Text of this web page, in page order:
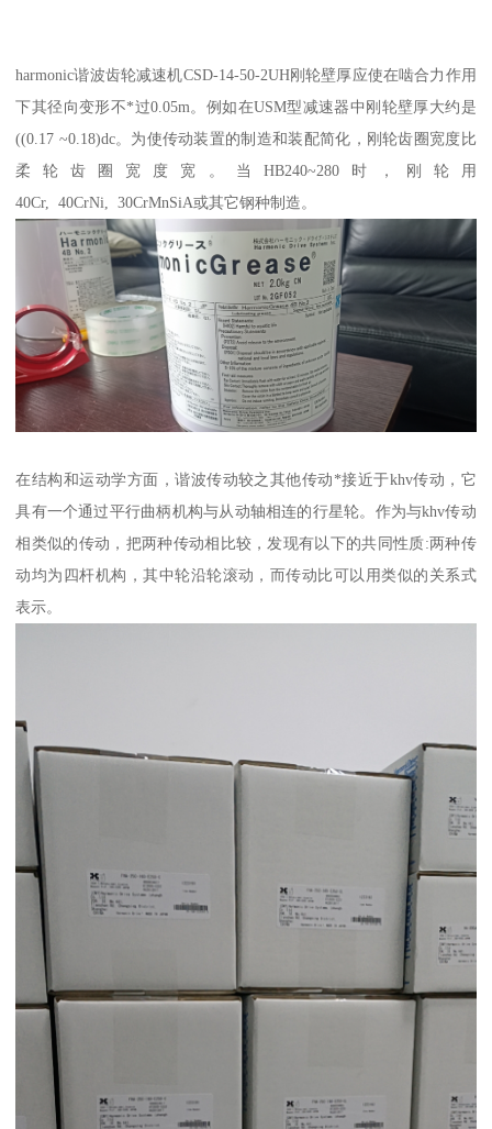
harmonic谐波齿轮减速机CSD-14-50-2UH刚轮壁厚应使在啮合力作用
下其径向变形不*过0.05m。例如在USM型减速器中刚轮壁厚大约是
((0.17 ~0.18)dc。为使传动装置的制造和装配简化，刚轮齿圈宽度比
柔轮齿圈宽度宽。当HB240~280时，刚轮用
40Cr, 40CrNi, 30CrMnSiA或其它钢种制造。
在结构和运动学方面，谐波传动较之其他传动*接近于khv传动，它
具有一个通过平行曲柄机构与从动轴相连的行星轮。作为与khv传动
相类似的传动，把两种传动相比较，发现有以下的共同性质:两种传
动均为四杆机构，其中轮沿轮滚动，而传动比可以用类似的关系式
表示。